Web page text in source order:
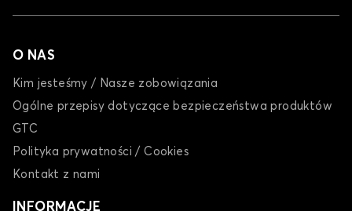
O NAS
Kim jesteśmy / Nasze zobowiązania
Ogólne przepisy dotyczące bezpieczeństwa produktów
GTC
Polityka prywatności / Cookies
Kontakt z nami
INFORMACJE